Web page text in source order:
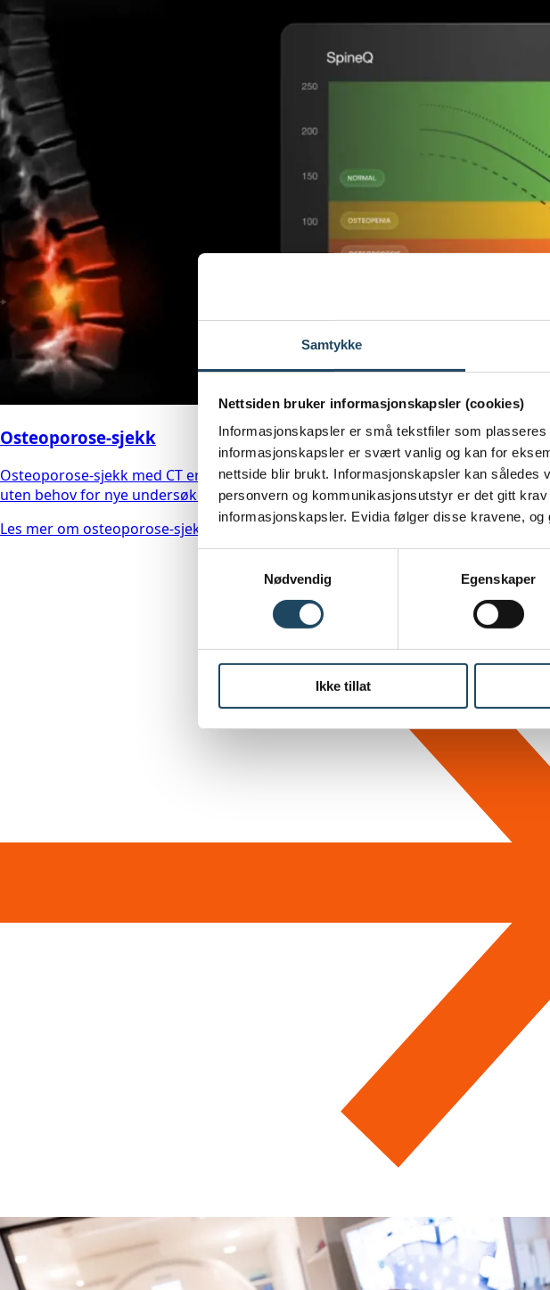
Samtykke
Nettsiden bruker informasjonskapsler (cookies)
Informasjonskapsler er små tekstfiler som
informasjonskapsler er svært vanlig og kan for
nettside blir brukt. Informasjonskapsler kan
personvern og kommunikasjonsutstyr er det gitt
informasjonskapsler. Evidia følger disse kravene,
Nødvendig
Egenskaper
Ikke tillat
Osteoporose-sjekk
Osteoporose-sjekk med CT er en moderne og innovativ metode som bruker
uten behov for nye undersøkelser.
Les mer om osteoporose-sjekk med CT